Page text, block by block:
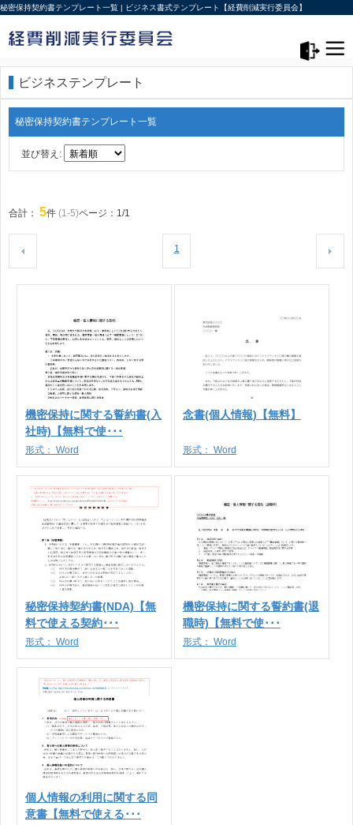
秘密保持契約書テンプレート一覧 | ビジネス書式テンプレート【経費削減実行委員会】
ビジネステンプレート
秘密保持契約書テンプレート一覧
並び替え:
合計： 5件 (1-5)ページ：1/1
1
機密保持に関する誓約書(入
社時)【無料で使･･･
形式： Word
念書(個人情報)【無料】
形式： Word
秘密保持契約書(NDA)【無
料で使える契約･･･
形式： Word
機密保持に関する誓約書(退
職時)【無料で使･･･
形式： Word
個人情報の利用に関する同
意書【無料で使える･･･